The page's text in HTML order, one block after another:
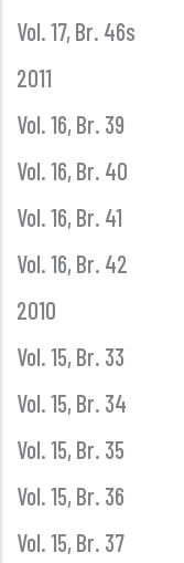
Vol. 17, Br. 46s
2011
Vol. 16, Br. 39
Vol. 16, Br. 40
Vol. 16, Br. 41
Vol. 16, Br. 42
2010
Vol. 15, Br. 33
Vol. 15, Br. 34
Vol. 15, Br. 35
Vol. 15, Br. 36
Vol. 15, Br. 37